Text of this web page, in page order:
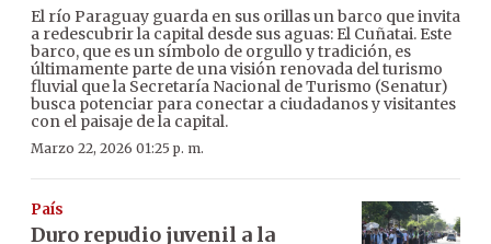
El río Paraguay guarda en sus orillas un barco que invita
a redescubrir la capital desde sus aguas: El Cuñatai. Este
barco, que es un símbolo de orgullo y tradición, es
últimamente parte de una visión renovada del turismo
fluvial que la Secretaría Nacional de Turismo (Senatur)
busca potenciar para conectar a ciudadanos y visitantes
con el paisaje de la capital.
Marzo 22, 2026 01:25 p. m.
País
Duro repudio juvenil a la